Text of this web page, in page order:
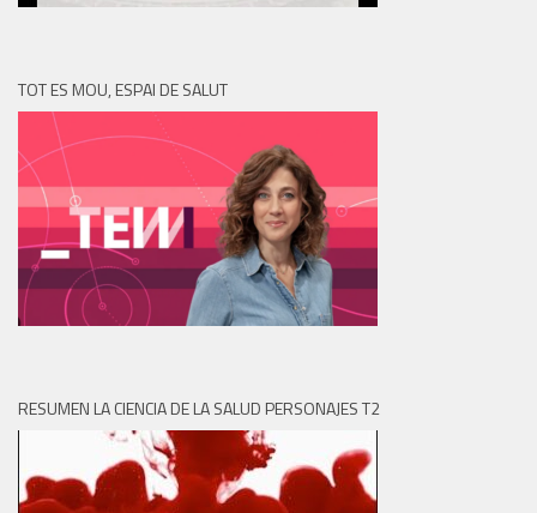
TOT ES MOU, ESPAI DE SALUT
RESUMEN LA CIENCIA DE LA SALUD PERSONAJES T2